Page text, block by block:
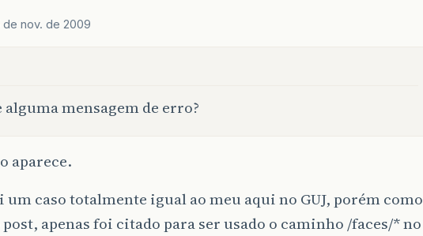
de nov. de 2009
alguma mensagem de erro?
aparece.
um caso totalmente igual ao meu aqui no GUJ, porém como
apenas foi citado para ser usado o caminho /faces/* no